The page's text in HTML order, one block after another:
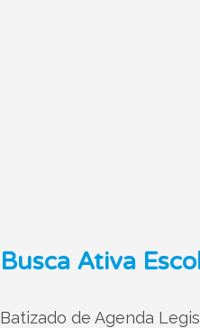
Busca Ativa
Batizado de Agenda